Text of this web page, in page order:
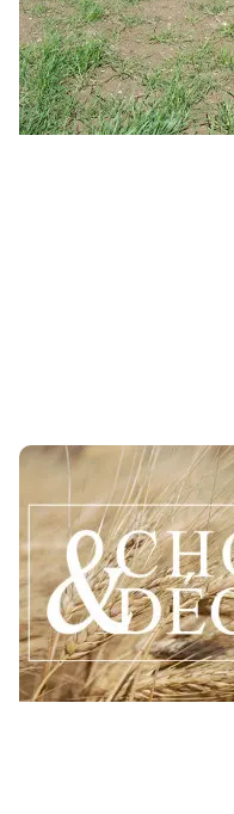
Heterodera avenae. Ce
08 AOÛT 2013
Conduite du blé
ses interventions
Retrouvez toutes les
région en matière de
12 DÉC. 2025